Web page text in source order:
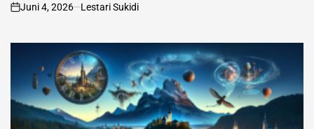
on
Juni 4, 2026 Lestari Sukidi